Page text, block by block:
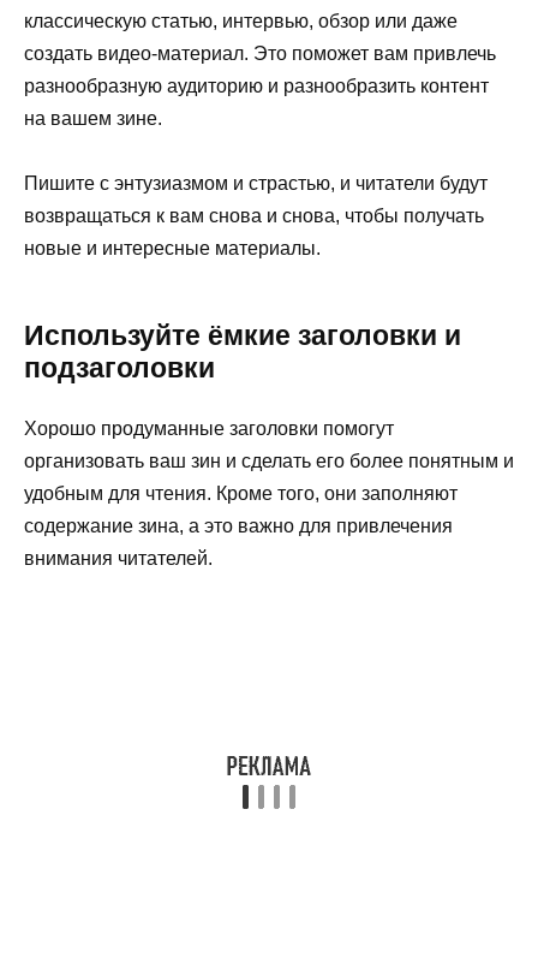
классическую статью, интервью, обзор или даже
создать видео-материал. Это поможет вам привлечь
разнообразную аудиторию и разнообразить контент
на вашем зине.
Пишите с энтузиазмом и страстью, и читатели будут
возвращаться к вам снова и снова, чтобы получать
новые и интересные материалы.
Используйте ёмкие заголовки и
подзаголовки
Хорошо продуманные заголовки помогут
организовать ваш зин и сделать его более понятным и
удобным для чтения. Кроме того, они заполняют
содержание зина, а это важно для привлечения
внимания читателей.